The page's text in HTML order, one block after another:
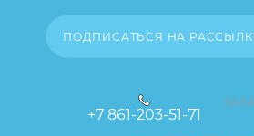
ПОДПИСАТЬСЯ НА
+7 861-203-51-71